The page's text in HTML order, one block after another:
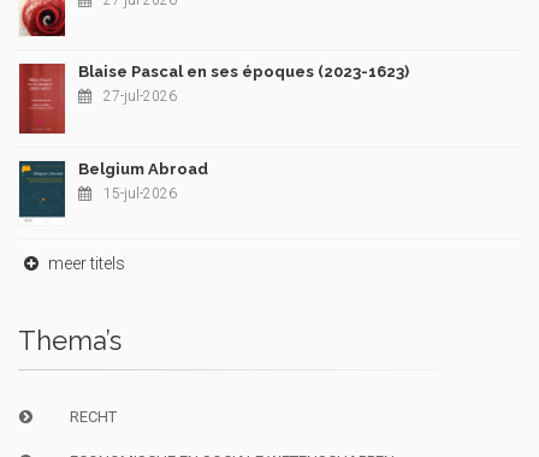
Blaise Pascal en ses époques (2023-1623)
27-jul-2026
Belgium Abroad
15-jul-2026
meer titels
Thema’s
RECHT